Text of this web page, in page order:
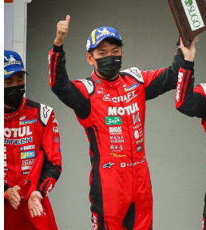
ブログ
イベント
ニュース
スタッフブログ
お客様の声
お問い合わせ